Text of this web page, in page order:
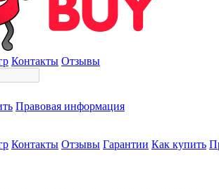
Контакты Отзывы
Правовая информация
Контакты Отзывы Гарантии Как купить